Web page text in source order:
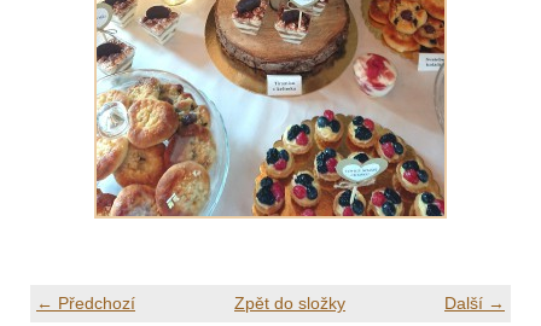
← Předchozí Další →
Zpět do složky